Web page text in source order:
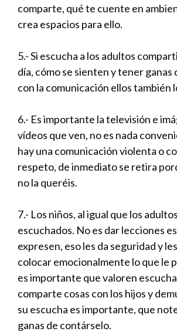
comparte, qué te cuente en
crea espacios para ello.
5.- Si escucha a los adultos
día, cómo se sienten y tener
con la comunicación ellos también
6.- Es importante la televisión e
vídeos que ven, no es nada
hay una comunicación violenta o
respeto, de inmediato se retira
no la queréis.
7.- Los niños, al igual que los
escuchados. No es dar lecciones
expresen, eso les da seguridad y
colocar emocionalmente lo que le
es importante que valoren
comparte cosas con los hijos y
su escucha es importante, que
ganas de contárselo.